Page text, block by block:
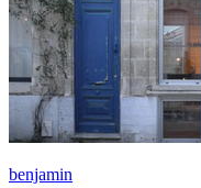
benjamin